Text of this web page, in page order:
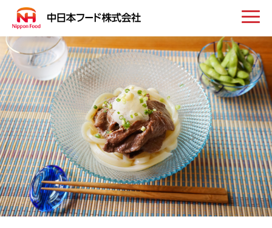
トップ
お知らせ
事業案内
取扱い商品
会社案内